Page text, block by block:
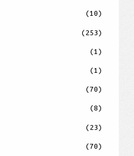
(10)
(253)
(1)
(1)
(70)
(8)
(23)
(70)